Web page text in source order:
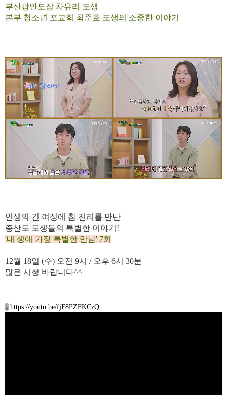
부산광안도장 차유리 도생
본부 청소년 포교회 최준호 도생의 소중한 이야기
인생의 긴 여정에 참 진리를 만난
증산도 도생들의 특별한 이야기!
'내 생애 가장 특별한 만남' 7회
12월 18일 (수) 오전 9시 / 오후 6시 30분
많은 시청 바랍니다^^
↓ https://youtu.be/fjF8PZFKCzQ